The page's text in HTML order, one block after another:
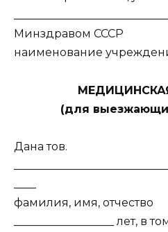
Минздравом СССР
наименование
(для
Дана тов.
фамилия, имя, отчество
__________________ лет, в